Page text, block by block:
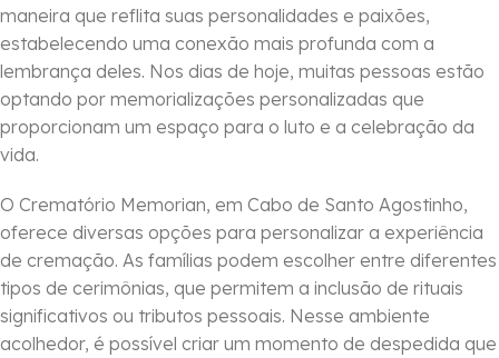
maneira que reflita suas personalidades e paixões,
estabelecendo uma conexão mais profunda com a
lembrança deles. Nos dias de hoje, muitas pessoas estão
optando por memorializações personalizadas que
proporcionam um espaço para o luto e a celebração da
vida.
O Crematório Memorian, em Cabo de Santo Agostinho,
oferece diversas opções para personalizar a experiência
de cremação. As famílias podem escolher entre diferentes
tipos de cerimônias, que permitem a inclusão de rituais
significativos ou tributos pessoais. Nesse ambiente
acolhedor, é possível criar um momento de despedida que